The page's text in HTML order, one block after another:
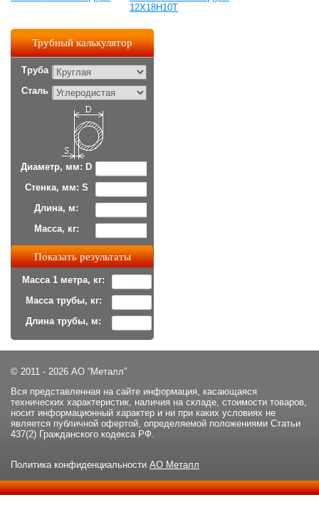
12Х18Н10Т
Трубный калькулятор
Труба
Сталь
Диаметр, мм: D
Стенка, мм: S
Длина, м:
Масса, кг:
Масса 1 метра, кг:
Масса трубы, кг:
Длина трубы, м:
© 2011 - 2026 АО “Металл”
Вся представленная на сайте информация, касающаяся
технических характеристик, наличия на складе, стоимости товаров,
носит информационный характер и ни при каких условиях не
является публичной офертой, определяемой положениями Статьи
437(2) Гражданского кодекса РФ.
Политика конфиденциальности АО Металл